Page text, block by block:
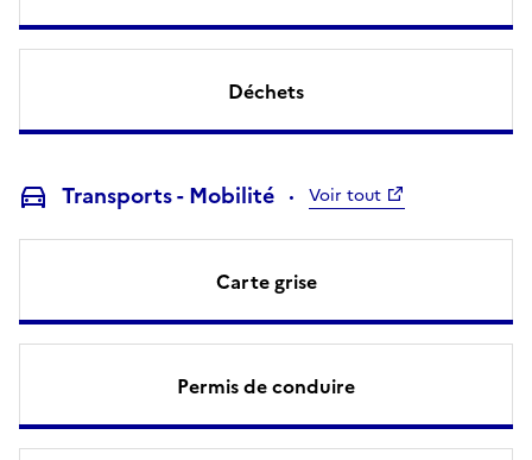
Déchets
Transports - Mobilité Voir tout
Carte grise
Permis de conduire